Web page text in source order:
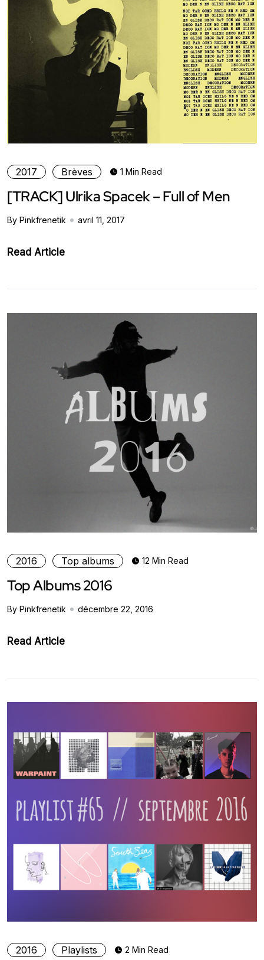
2017 Brèves 1 Min Read
[TRACK] Ulrika Spacek – Full of Men
By Pinkfrenetik avril 11, 2017
Read Article
2016 Top albums 12 Min Read
Top Albums 2016
By Pinkfrenetik décembre 22, 2016
Read Article
2016 Playlists 2 Min Read